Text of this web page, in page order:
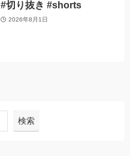
#切り抜き #shorts
2026年8月1日
検索